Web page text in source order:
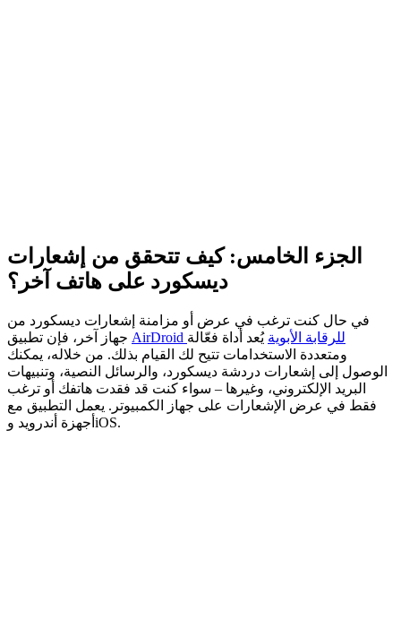
الجزء الخامس: كيف تتحقق من إشعارات
ديسكورد على هاتف آخر؟
في حال كنت ترغب في عرض أو مزامنة إشعارات ديسكورد من
AirDroid للرقابة الأبوية يُعد أداة فعّالة
ومتعددة الاستخدامات تتيح لك القيام بذلك. من خلاله، يمكنك
الوصول إلى إشعارات دردشة ديسكورد، والرسائل النصية، وتنبيهات
البريد الإلكتروني، وغيرها – سواء كنت قد فقدت هاتفك أو ترغب
فقط في عرض الإشعارات على جهاز الكمبيوتر. يعمل التطبيق مع
أجهزة أندرويد وiOS.